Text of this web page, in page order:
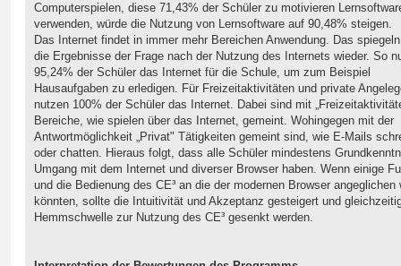
Computerspielen, diese 71,43% der Schüler zu motivieren
verwenden, würde die Nutzung von Lernsoftware auf 90,48% steigen.
Das Internet findet in immer mehr Bereichen Anwendung. Das
die Ergebnisse der Frage nach der Nutzung des Internets wieder. So
95,24% der Schüler das Internet für die Schule, um zum Beispiel
Hausaufgaben zu erledigen. Für Freizeitaktivitäten und private
nutzen 100% der Schüler das Internet. Dabei sind mit
Bereiche, wie spielen über das Internet, gemeint. Wohingegen mit der
Antwortmöglichkeit „Privat" Tätigkeiten gemeint sind, wie E-Mails
oder chatten. Hieraus folgt, dass alle Schüler mindestens
Umgang mit dem Internet und diverser Browser haben. Wenn einige
und die Bedienung des CE³ an die der modernen Browser angeglichen
könnten, sollte die Intuitivität und Akzeptanz gesteigert und
Hemmschwelle zur Nutzung des CE³ gesenkt werden.